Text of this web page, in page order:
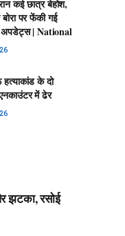
कई छात्र बेहोश,
पर फेंकी गई
अपडेट्स | National
के दो
में ढेर
झटका, रसोई